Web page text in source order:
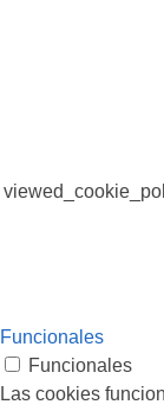
Funcionales
Funcionales
Las cookies